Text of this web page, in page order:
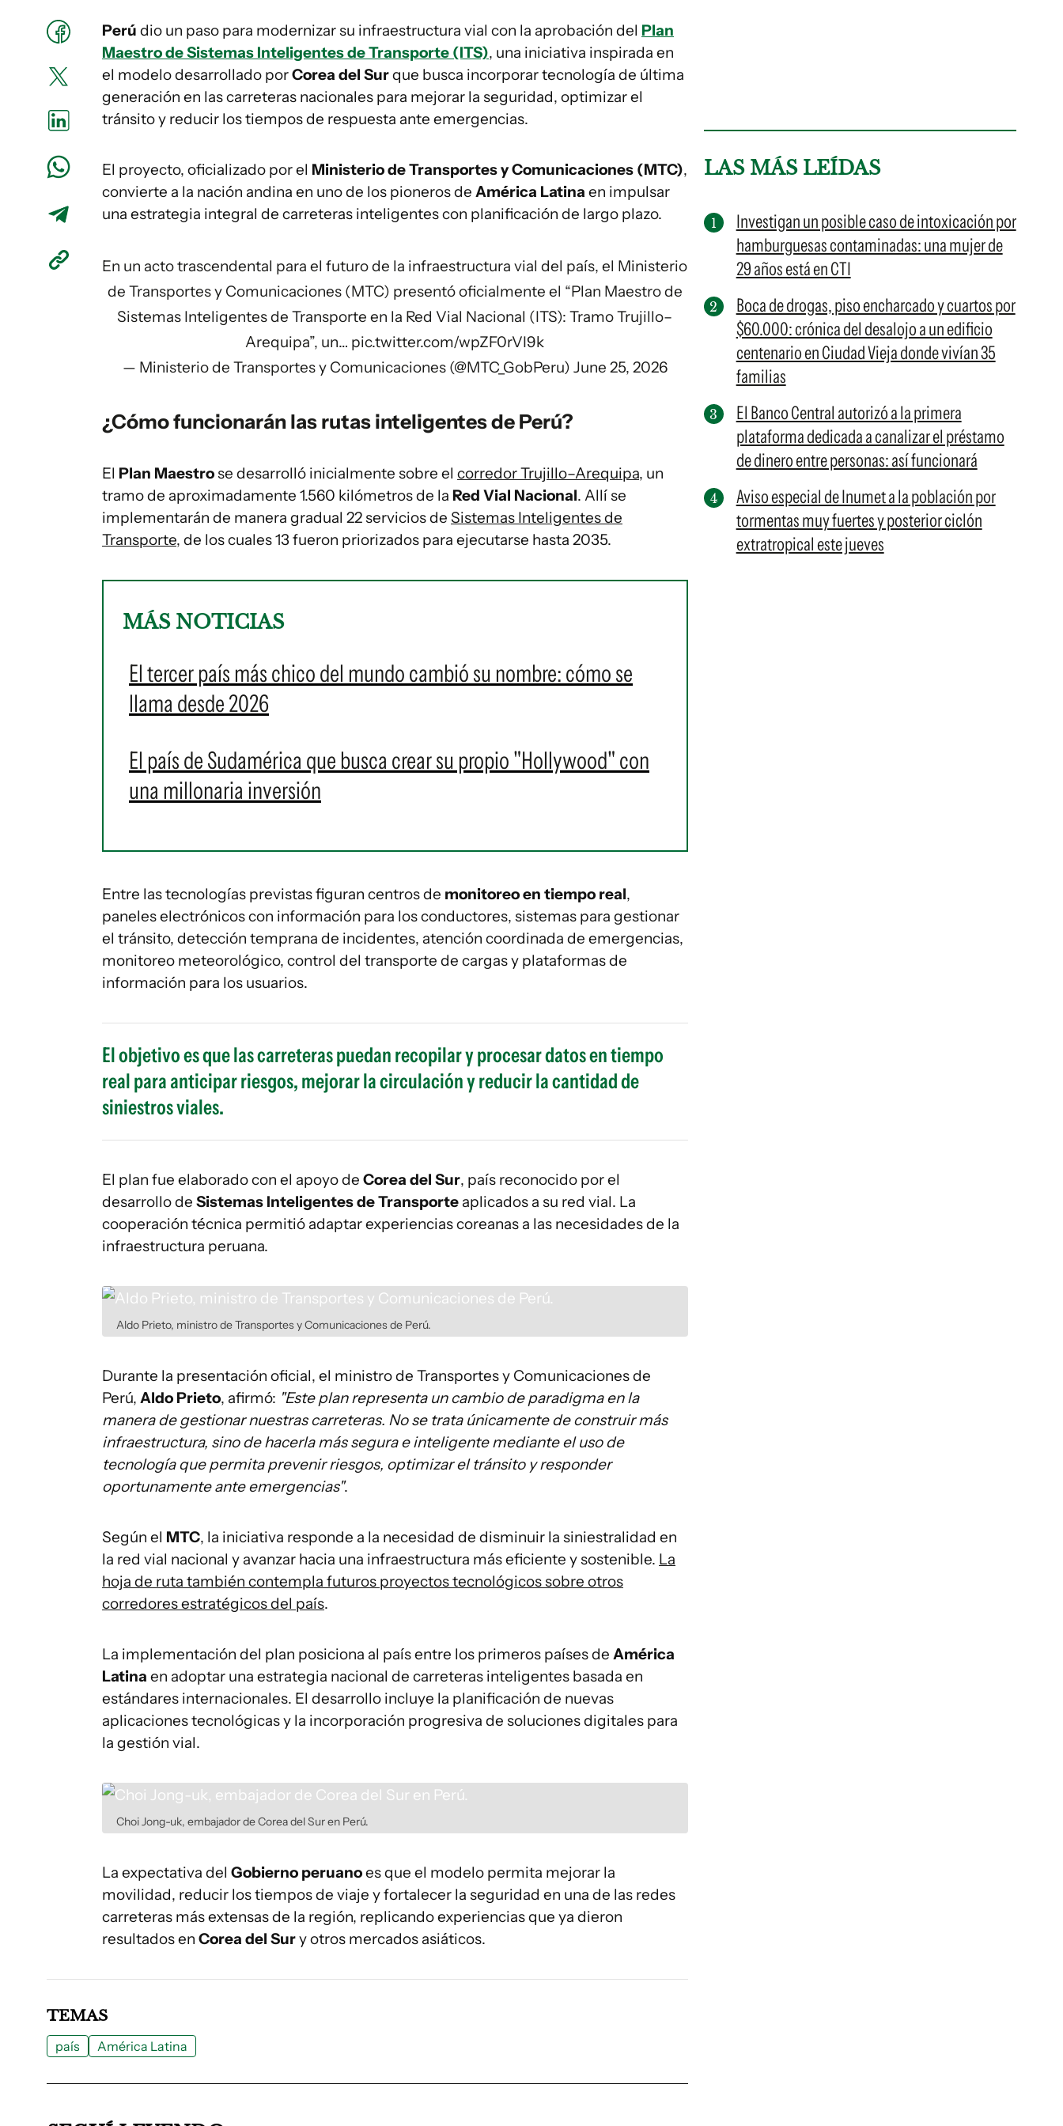
Perú dio un paso para modernizar su infraestructura vial con la aprobación del Plan
Maestro de Sistemas Inteligentes de Transporte (ITS), una iniciativa inspirada en
el modelo desarrollado porCorea del Surque busca incorporar tecnología de última
generación en las carreteras nacionales para mejorar la seguridad, optimizar el
tránsito y reducir los tiempos de respuesta ante emergencias.
El proyecto, oficializado por el Ministerio de Transportes y Comunicaciones (MTC),
convierte a la nación andina en uno de los pioneros de América Latina en impulsar
una estrategia integral de carreteras inteligentes con planificación de largo plazo.
En un acto trascendental para el futuro de la infraestructura vial del país, el Ministerio
de Transportes y Comunicaciones (MTC) presentó oficialmente el “Plan Maestro de
Sistemas Inteligentes de Transporte en la Red Vial Nacional (ITS): Tramo Trujillo–
Arequipa”, un… pic.twitter.com/wpZF0rVI9k
— Ministerio de Transportes y Comunicaciones (@MTC_GobPeru) June 25, 2026
¿Cómo funcionarán las rutas inteligentes de Perú?
El Plan Maestrose desarrolló inicialmente sobre el corredor Trujillo–Arequipa, un
tramo de aproximadamente 1.560 kilómetros de la Red Vial Nacional. Allí se
implementarán de manera gradual 22 servicios de Sistemas Inteligentes de
Transporte, de los cuales 13 fueron priorizados para ejecutarse hasta 2035.
MÁS NOTICIAS
El tercer país más chico del mundo cambió su nombre: cómo se
llama desde 2026
El país de Sudamérica que busca crear su propio "Hollywood" con
una millonaria inversión
Entre las tecnologías previstas figuran centros de monitoreo en tiempo real,
paneles electrónicos con información para los conductores, sistemas para gestionar
el tránsito, detección temprana de incidentes, atención coordinada de emergencias,
monitoreo meteorológico, control del transporte de cargas y plataformas de
información para los usuarios.
El objetivo es que las carreteras puedan recopilar y procesar datos en tiempo
real para anticipar riesgos, mejorar la circulación y reducir la cantidad de
siniestros viales.
El plan fue elaborado con el apoyo de Corea del Sur, país reconocido por el
desarrollo de Sistemas Inteligentes de Transporte aplicados a su red vial. La
cooperación técnica permitió adaptar experiencias coreanas a las necesidades de la
infraestructura peruana.
Aldo Prieto, ministro de Transportes y Comunicaciones de Perú.
Durante la presentación oficial, el ministro de Transportes y Comunicaciones de
Perú, Aldo Prieto, afirmó: "Este plan representa un cambio de paradigma en la
manera de gestionar nuestras carreteras. No se trata únicamente de construir más
infraestructura, sino de hacerla más segura e inteligente mediante el uso de
tecnología que permita prevenir riesgos, optimizar el tránsito y responder
oportunamente ante emergencias".
Según el MTC, la iniciativa responde a la necesidad de disminuir la siniestralidad en
la red vial nacional y avanzar hacia una infraestructura más eficiente y sostenible. La
hoja de ruta también contempla futuros proyectos tecnológicos sobre otros
corredores estratégicos del país.
La implementación del plan posiciona al país entre los primeros países de América
Latina en adoptar una estrategia nacional de carreteras inteligentes basada en
estándares internacionales. El desarrollo incluye la planificación de nuevas
aplicaciones tecnológicas y la incorporación progresiva de soluciones digitales para
la gestión vial.
Choi Jong-uk, embajador de Corea del Sur en Perú.
La expectativa del Gobierno peruanoes que el modelo permita mejorar la
movilidad, reducir los tiempos de viaje y fortalecer la seguridad en una de las redes
carreteras más extensas de la región, replicando experiencias que ya dieron
resultados en Corea del Sury otros mercados asiáticos.
LAS MÁS LEÍDAS
Investigan un posible caso de intoxicación por
hamburguesas contaminadas: una mujer de
29 años está en CTI
Boca de drogas, piso encharcado y cuartos por
$60.000: crónica del desalojo a un edificio
centenario en Ciudad Vieja donde vivían 35
familias
El Banco Central autorizó a la primera
plataforma dedicada a canalizar el préstamo
de dinero entre personas: así funcionará
Aviso especial de Inumet a la población por
tormentas muy fuertes y posterior ciclón
extratropical este jueves
TEMAS
país América Latina